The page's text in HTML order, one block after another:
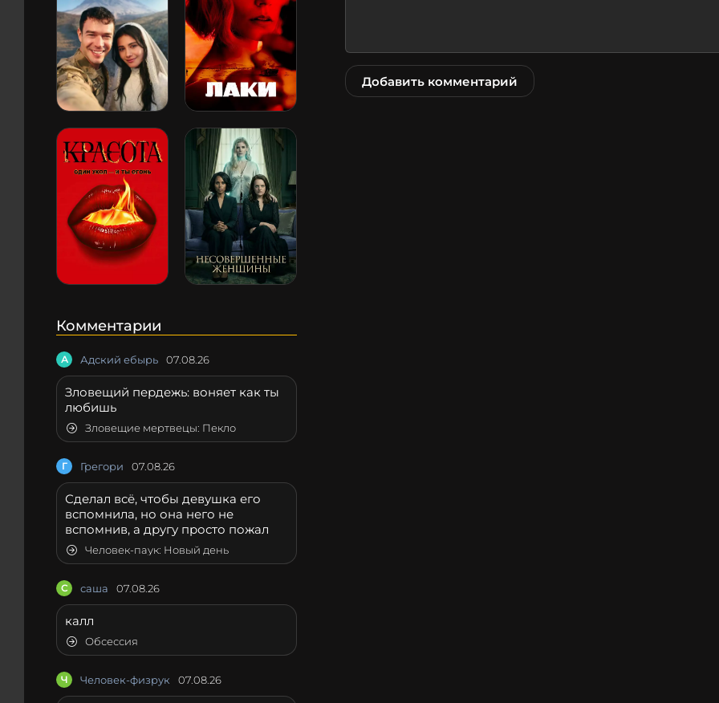
Комментарии
А Адский ебырь 07.08.26
Зловещий пердежь: воняет как ты
любишь
Зловещие мертвецы: Пекло
Г Грегори 07.08.26
Сделал всё, чтобы девушка его
вспомнила, но она него не
вспомнив, а другу просто пожал
Человек-паук: Новый день
С саша 07.08.26
калл
Обсессия
Ч Человек-физрук 07.08.26
Добавить комментарий